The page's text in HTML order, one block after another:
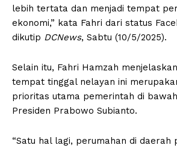
lebih tertata dan menjadi tempat
ekonomi,” kata Fahri dari status
dikutip DCNews, Sabtu (10/5/2025).
Selain itu, Fahri Hamzah
tempat tinggal nelayan ini
prioritas utama pemerintah di
Presiden Prabowo Subianto.
“Satu hal lagi, perumahan di daerah